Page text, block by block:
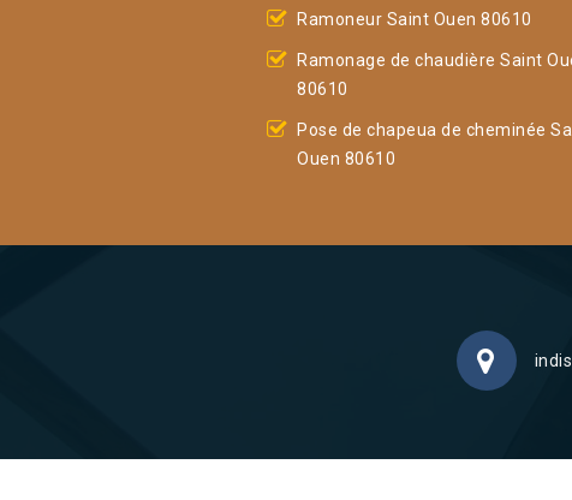
Ramoneur Saint Ouen 80610
Ramonage de chaudière Saint
80610
Pose de chapeua de cheminée
Ouen 80610